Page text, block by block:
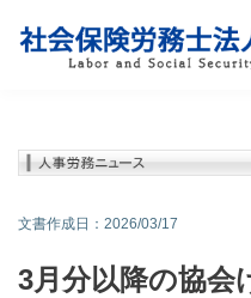
採用情報 よくあるご質
文書作成日：2026/03/17
3月分以降の協会